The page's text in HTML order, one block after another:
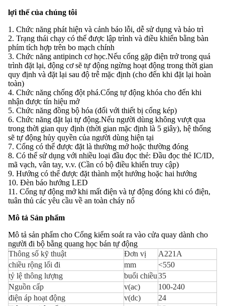
lợi thế của chúng tôi
1. Chức năng phát hiện và cảnh báo lỗi, dễ sử dụng và bảo trì
2. Trạng thái chạy có thể được lập trình và điều khiển bằng bàn
phím tích hợp trên bo mạch chính
3. Chức năng antipinch cơ học.Nếu cổng gặp điện trở trong quá
trình đặt lại, động cơ sẽ tự động ngừng hoạt động trong thời gian
quy định và đặt lại sau độ trễ mặc định (cho đến khi đặt lại hoàn
toàn)
4. Chức năng chống đột phá.Cổng tự động khóa cho đến khi
nhận được tín hiệu mở
5. Chức năng đồng bộ hóa (đối với thiết bị cổng kép)
6. Chức năng đặt lại tự động.Nếu người dùng không vượt qua
trong thời gian quy định (thời gian mặc định là 5 giây), hệ thống
sẽ tự động hủy quyền của người dùng hiện tại
7. Cổng có thể được đặt là thường mở hoặc thường đóng
8. Có thể sử dụng với nhiều loại đầu đọc thẻ: Đầu đọc thẻ IC/ID,
mã vạch, vân tay, v.v. (Cần có bộ điều khiển truy cập)
9. Hướng có thể được đặt thành một hướng hoặc hai hướng
10. Đèn báo hướng LED
11. Cổng tự động mở khi mất điện và tự động đóng khi có điện,
tuân thủ các yêu cầu về an toàn cháy nổ
Mô tả Sản phẩm
Mô tả sản phẩm cho Cổng kiểm soát ra vào cửa quay dành cho
người đi bộ bằng quang học bán tự động
Thông số kỹ thuật
Đơn vị
A221A
chiều rộng lối đi
mm
<550
tỷ lệ thông lượng
buổi chiều35
Nguồn cấp
v(ac)
100-240
điện áp hoạt động
v(dc)
24